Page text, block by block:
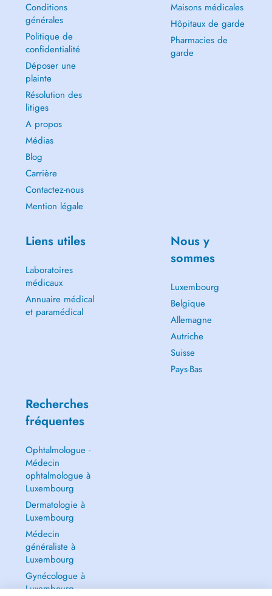
Conditions
générales
Politique de
confidentialité
Déposer une
plainte
Résolution des
litiges
A propos
Médias
Blog
Carrière
Contactez-nous
Mention légale
Maisons médicales
Hôpitaux de garde
Pharmacies de
garde
Liens utiles
Laboratoires
médicaux
Annuaire médical
et paramédical
Nous y
sommes
Luxembourg
Belgique
Allemagne
Autriche
Suisse
Pays-Bas
Recherches
fréquentes
Ophtalmologue -
Médecin
ophtalmologue à
Luxembourg
Dermatologie à
Luxembourg
Médecin
généraliste à
Luxembourg
Gynécologue à
Luxembourg